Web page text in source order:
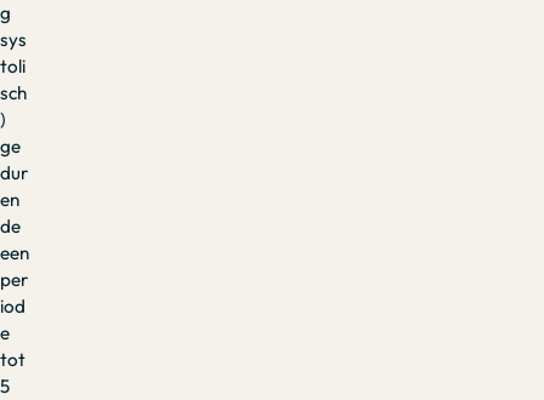
g
sys
toli
sch
)
ge
dur
en
de
een
per
iod
e
tot
5